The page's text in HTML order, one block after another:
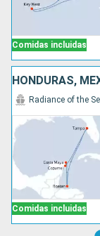
Comidas incluidas
HONDURAS,
Comidas incluidas
Radiance of the